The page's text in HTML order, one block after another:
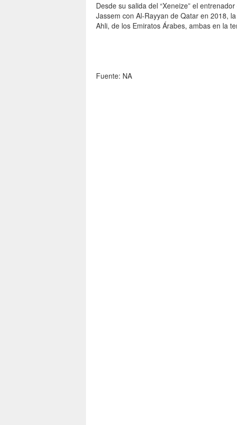
Desde su salida del “Xeneize” el
Jassem con Al-Rayyan de Qatar en 2018,
Ahli, de los Emiratos Árabes, ambas en la
Fuente: NA